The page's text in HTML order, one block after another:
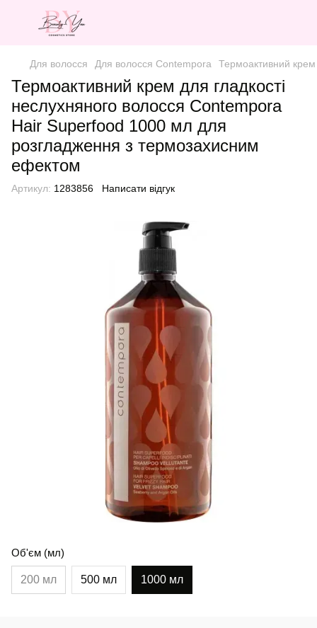
Для волосся Для волосся Contempora Термоактивний
Термоактивний крем для гладкості
неслухняного волосся Contempora
Hair Superfood 1000 мл для
розгладження з термозахисним
ефектом
Артикул: 1283856 Написати відгук
Об'єм (мл)
200 мл 500 мл 1000 мл